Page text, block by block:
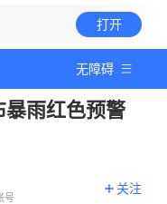
打开
无障碍
暴雨红色预警
号
关注